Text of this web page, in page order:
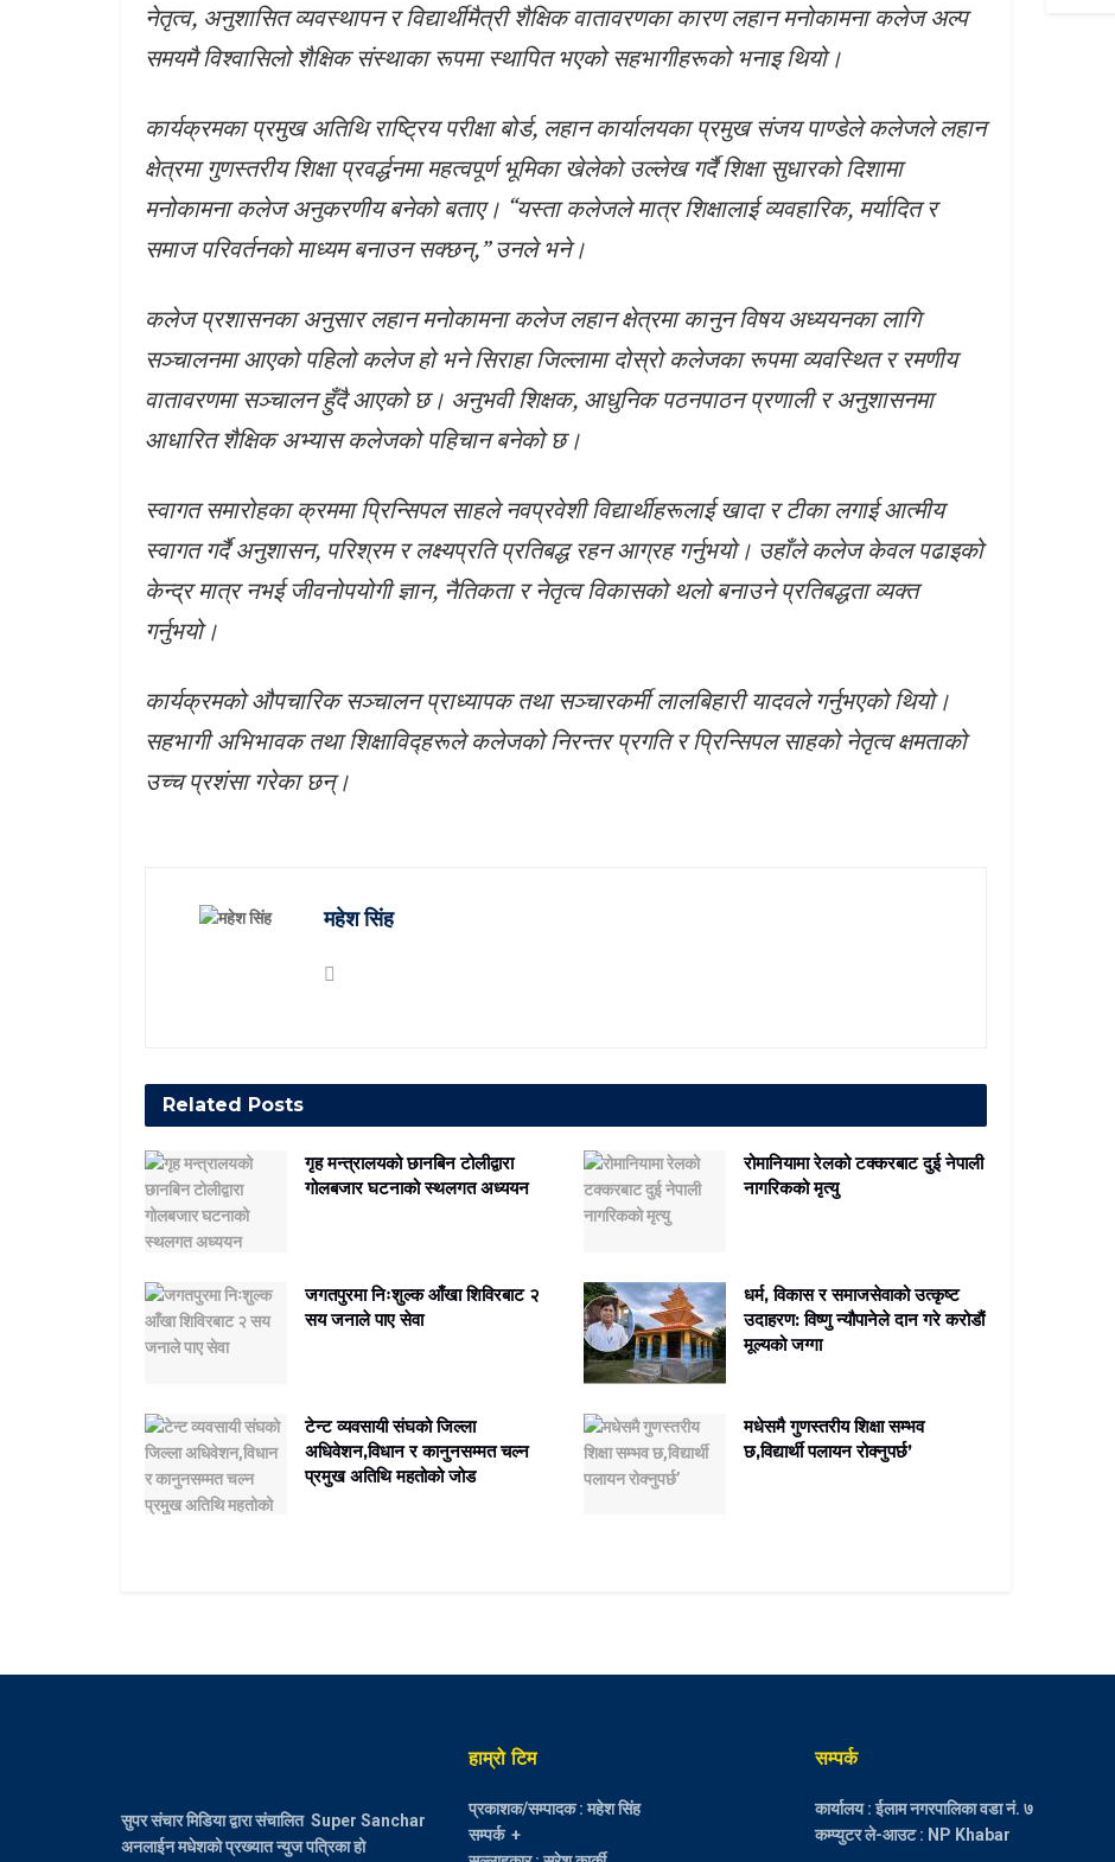
नेतृत्व, अनुशासित व्यवस्थापन र विद्यार्थीमैत्री शैक्षिक वातावरणका कारण लहान मनोकामना कलेज अल्प
समयमै विश्वासिलो शैक्षिक संस्थाका रूपमा स्थापित भएको सहभागीहरूको भनाइ थियो।
कार्यक्रमका प्रमुख अतिथि राष्ट्रिय परीक्षा बोर्ड, लहान कार्यालयका प्रमुख संजय पाण्डेले कलेजले लहान
क्षेत्रमा गुणस्तरीय शिक्षा प्रवर्द्धनमा महत्वपूर्ण भूमिका खेलेको उल्लेख गर्दै शिक्षा सुधारको दिशामा
मनोकामना कलेज अनुकरणीय बनेको बताए। “यस्ता कलेजले मात्र शिक्षालाई व्यवहारिक, मर्यादित र
समाज परिवर्तनको माध्यम बनाउन सक्छन्,” उनले भने।
कलेज प्रशासनका अनुसार लहान मनोकामना कलेज लहान क्षेत्रमा कानुन विषय अध्ययनका लागि
सञ्चालनमा आएको पहिलो कलेज हो भने सिराहा जिल्लामा दोस्रो कलेजका रूपमा व्यवस्थित र रमणीय
वातावरणमा सञ्चालन हुँदै आएको छ। अनुभवी शिक्षक, आधुनिक पठनपाठन प्रणाली र अनुशासनमा
आधारित शैक्षिक अभ्यास कलेजको पहिचान बनेको छ।
स्वागत समारोहका क्रममा प्रिन्सिपल साहले नवप्रवेशी विद्यार्थीहरूलाई खादा र टीका लगाई आत्मीय
स्वागत गर्दै अनुशासन, परिश्रम र लक्ष्यप्रति प्रतिबद्ध रहन आग्रह गर्नुभयो। उहाँले कलेज केवल पढाइको
केन्द्र मात्र नभई जीवनोपयोगी ज्ञान, नैतिकता र नेतृत्व विकासको थलो बनाउने प्रतिबद्धता व्यक्त
गर्नुभयो।
कार्यक्रमको औपचारिक सञ्चालन प्राध्यापक तथा सञ्चारकर्मी लालबिहारी यादवले गर्नुभएको थियो।
सहभागी अभिभावक तथा शिक्षाविद्हरूले कलेजको निरन्तर प्रगति र प्रिन्सिपल साहको नेतृत्व क्षमताको
उच्च प्रशंसा गरेका छन्।
महेश सिंह
Related Posts
गृह मन्त्रालयको छानबिन टोलीद्वारा
गोलबजार घटनाको स्थलगत अध्ययन
रोमानियामा रेलको टक्करबाट दुई नेपाली
नागरिकको मृत्यु
जगतपुरमा निःशुल्क आँखा शिविरबाट २
सय जनाले पाए सेवा
धर्म, विकास र समाजसेवाको उत्कृष्ट
उदाहरण: विष्णु न्यौपानेले दान गरे करोडौं
मूल्यको जग्गा
टेन्ट व्यवसायी संघको जिल्ला
अधिवेशन,विधान र कानुनसम्मत चल्न
प्रमुख अतिथि महतोको जोड
मधेसमै गुणस्तरीय शिक्षा सम्भव
छ,विद्यार्थी पलायन रोक्नुपर्छ’
सुपर संचार मिडिया द्वारा संचालित Super Sanchar
अनलाईन मधेशको प्रख्यात न्युज पत्रिका हो
हाम्रो टिम
प्रकाशक/सम्पादक : महेश सिंह
सम्पर्क +
सम्पर्क
कार्यालय : ईलाम नगरपालिका वडा नं. ७
कम्प्युटर ले-आउट : NP Khabar